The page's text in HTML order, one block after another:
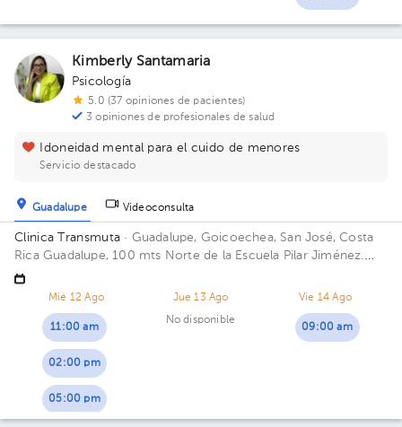
Kimberly Santamaria
Psicología
5.0 (37 opiniones de pacientes)
3 opiniones de profesionales de salud
Idoneidad mental para el cuido de menores
Servicio destacado
Guadalupe Videoconsulta
Clinica Transmuta · Guadalupe, Goicoechea, San José, Costa
Rica Guadalupe, 100 mts Norte de la Escuela Pilar Jiménez.
Edificio de 3 pisos a mano derecha con ventanales verdes: SV
Clínica Integral.
Mié 12 Ago
11:00 am
02:00 pm
05:00 pm
Jue 13 Ago
No disponible
Vie 14 Ago
09:00 am